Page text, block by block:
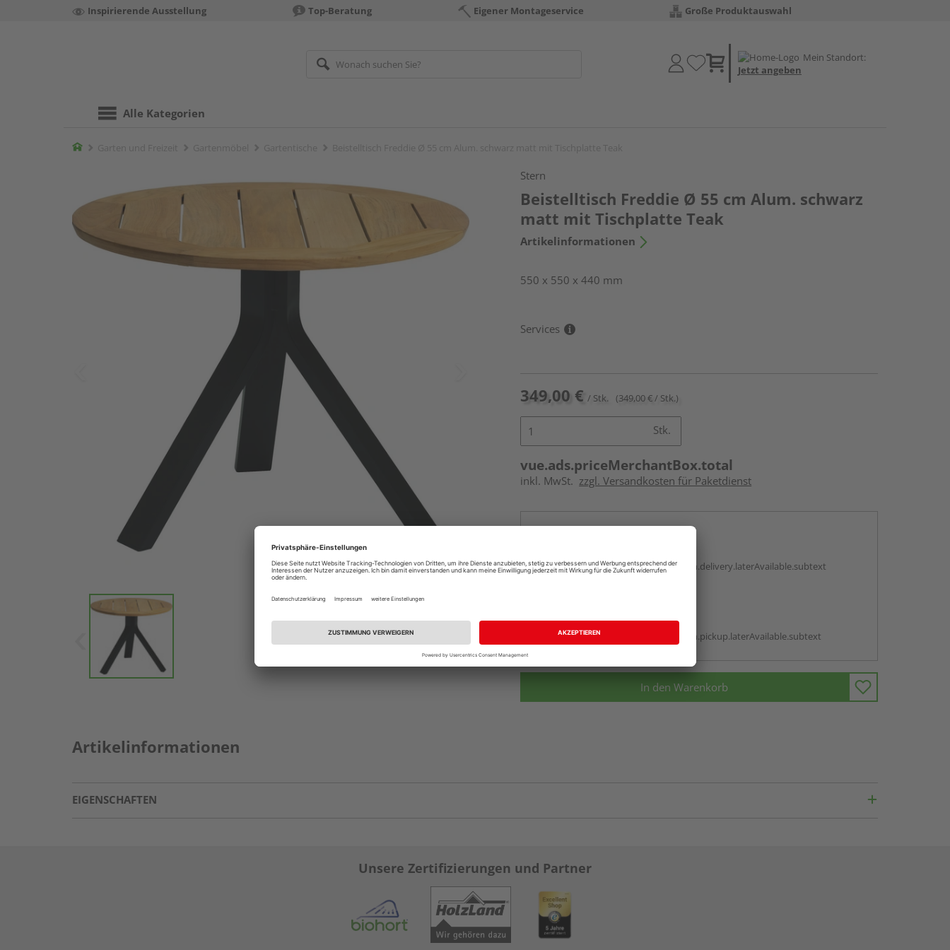
Inspirierende Ausstellung Top-Beratung Eigener Montageservice Große Produktauswahl
Mein Standort:
Jetzt angeben
Alle Kategorien
Home
Stern
Beistelltisch Freddie Ø 55 cm Alum. schwarz
matt mit Tischplatte Teak
Artikelinformationen
550 x 550 x 440 mm
Services
349,00 € / Stk. (349,00 € / Stk.)
Stk.
vue.ads.priceMerchantBox.total
inkl. MwSt. zzgl. Versandkosten für Paketdienst
vue.ads.priceMerchantBox.option.delivery.laterAvailable.subtext
Auf Vorbestellung:
vue.ads.priceMerchantBox.option.pickup.laterAvailable.subtext
In den Warenkorb
Artikelinformationen
EIGENSCHAFTEN
Unsere Zertifizierungen und Partner